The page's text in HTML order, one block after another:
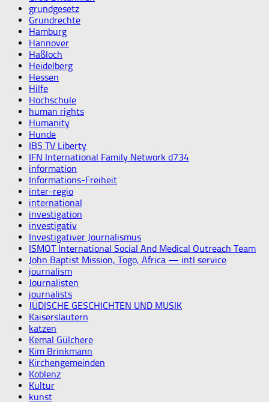
grundgesetz
Grundrechte
Hamburg
Hannover
Haßloch
Heidelberg
Hessen
Hilfe
Hochschule
human rights
Humanity
Hunde
IBS TV Liberty
IFN International Family Network d734
information
Informations-Freiheit
inter-regio
international
investigation
investigativ
Investigativer Journalismus
ISMOT International Social And Medical Outreach Team
John Baptist Mission, Togo, Africa — intl service
journalism
Journalisten
journalists
JÜDISCHE GESCHICHTEN UND MUSIK
Kaiserslautern
katzen
Kemal Gülchere
Kim Brinkmann
Kirchengemeinden
Koblenz
Kultur
kunst